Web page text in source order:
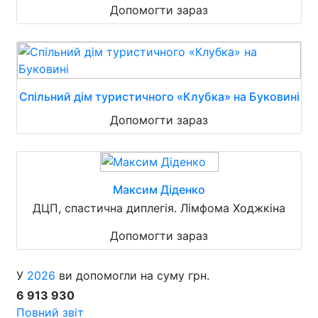
Допомогти зараз
Спільний дім туристичного «Клубка» на Буковині
Допомогти зараз
Максим Діденко
ДЦП, спастична диплегія. Лімфома Ходжкіна
Допомогти зараз
У 2026 ви допомогли на суму грн.
6 913 930
Повний звіт